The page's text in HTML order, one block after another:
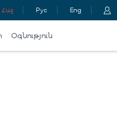
Հայ Рус Eng
Օգնություն